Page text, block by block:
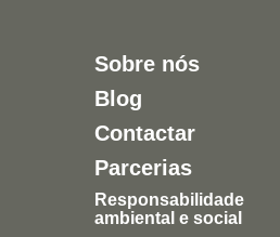
Sobre nós
Blog
Contactar
Parcerias
Responsabilidade
ambiental e social